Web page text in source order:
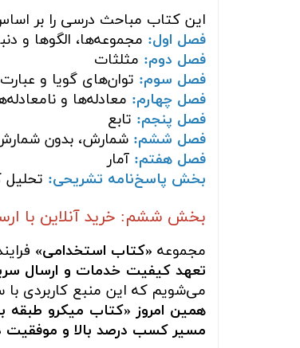
این کتاب مباحث درسی را بر
فصل اول: مجموعه‌ها، الگوها و
فصل دوم: مثلثات
فصل سوم: توان‌های گویا و
فصل چهارم: معادله‌ها و
فصل پنجم: تابع
فصل ششم: شمارش، بدون
فصل هفتم: آمار
بخش پاسخ‌نامه تشریحی: تحلیل
بخش ششم: خرید آنلاین با
مجموعه «کتاب استخدامی»
تعهد کیفیت خدمات و ارسال
می‌شویم که این منبع کاربردی با
همین امروز «کتاب میکرو طبقه
مسیر کسب درصد بالا و موفقیت